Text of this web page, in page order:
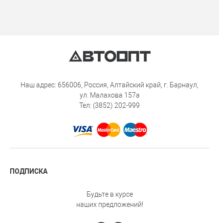
Наш адрес: 656006, Россия, Алтайский край, г. Барнаул,
ул. Малахова 157а
Тел: (3852) 202-999
ПОДПИСКА
Будьте в курсе
наших предложений!